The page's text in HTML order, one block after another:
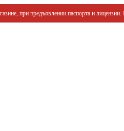
при предъявлении паспорта и